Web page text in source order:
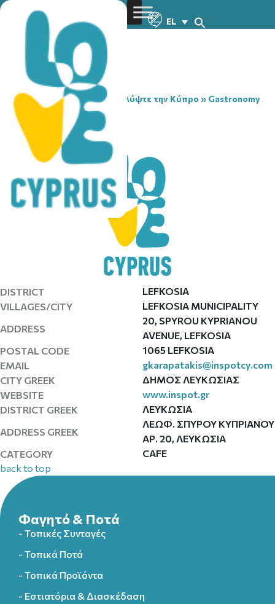
EL
You are here:Home» Ανακαλύψτε την Κύπρο » Gastronomy
» INSPOT NICOSIA
INSPOT NICOSIA
DISTRICT
LEFKOSIA
VILLAGES/CITY
LEFKOSIA MUNICIPALITY
ADDRESS
20, SPYROU KYPRIANOU
AVENUE, LEFKOSIA
POSTAL CODE
1065 LEFKOSIA
EMAIL
gkarapatakis@inspotcy.com
CITY GREEK
ΔΗΜΟΣ ΛΕΥΚΩΣΙΑΣ
WEBSITE
www.inspot.gr
DISTRICT GREEK
ΛΕΥΚΩΣΙΑ
ADDRESS GREEK
ΛΕΩΦ. ΣΠΥΡΟΥ ΚΥΠΡΙΑΝΟΥ
ΑΡ. 20, ΛΕΥΚΩΣΙΑ
CATEGORY
CAFE
back to top
Φαγητό & Ποτά
- Τοπικές Συνταγές
- Τοπικά Ποτά
- Τοπικά Προϊόντα
- Εστιατόρια & Διασκέδαση